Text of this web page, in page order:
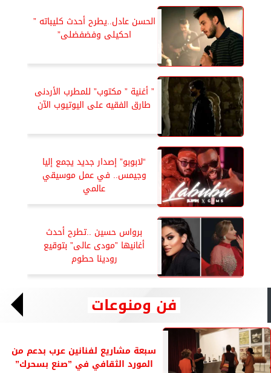
الحسن عادل..يطرح أحدث كليباته ”
احكيلى وفضفضلى”
” أغنية ” مكتوب” للمطرب الأردنى
طارق الفقيه على اليوتيوب الآن
“لابوبو” إصدار جديد يجمع إليا
وجيمس.. في عمل موسيقي
عالمي
برواس حسين ..تطرح أحدث
أغانيها ”مودى عالى” بتوقيع
رودينا حطوم
فن ومنوعات
سبعة مشاريع لفنانين عرب بدعم من
المورد الثقافي في ”صنع بسحرك”